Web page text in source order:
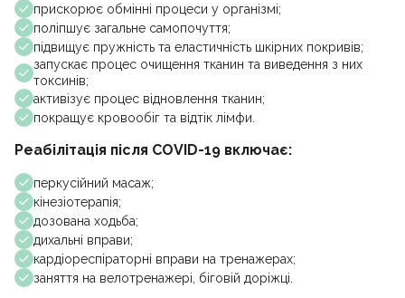
прискорює обмінні процеси у організмі;
поліпшує загальне самопочуття;
підвищує пружність та еластичність шкірних покривів;
запускає процес очищення тканин та виведення з них
токсинів;
активізує процес відновлення тканин;
покращує кровообіг та відтік лімфи.
Реабілітація після COVID-19 включає:
перкусійний масаж;
кінезіотерапія;
дозована ходьба;
дихальні вправи;
кардіореспіраторні вправи на тренажерах;
заняття на велотренажері, біговій доріжці.